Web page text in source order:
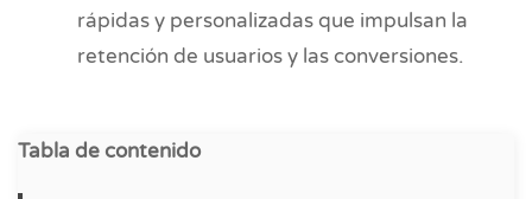
rápidas y personalizadas que impulsan la
retención de usuarios y las conversiones.
Tabla de contenido